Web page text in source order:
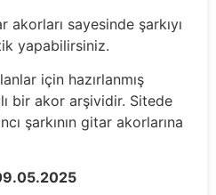
sayesinde şarkıyı
yapabilirsiniz.
için hazırlanmış
bir akor arşividir. Sitede
şarkının gitar akorlarına